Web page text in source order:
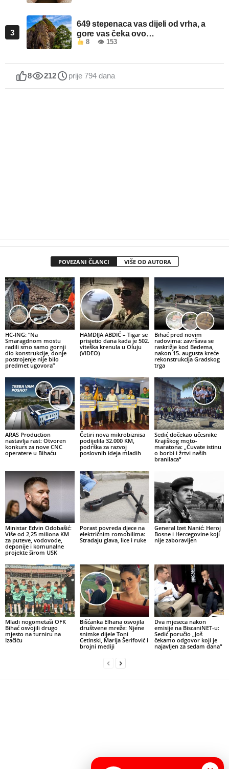
3
649 stepenaca vas dijeli od vrha, a
gore vas čeka ovo…
8 👁 153
8 212 prije 794 dana
POVEZANI ČLANCI VIŠE OD AUTORA
HC-ING: “Na
Smaragdnom mostu
radili smo samo gornji
dio konstrukcije, donje
postrojenje nije bilo
predmet ugovora”
HAMDIJA ABDIĆ – Tigar se
prisjetio dana kada je 502.
viteška krenula u Oluju
(VIDEO)
Bihać pred novim
radovima: završava se
raskrižje kod Bedema,
nakon 15. augusta kreće
rekonstrukcija Gradskog
trga
ARAS Production
nastavlja rast: Otvoren
konkurs za nove CNC
operatere u Bihaću
Četiri nova mikrobiznisa
podijelila 32.000 KM,
podrška za razvoj
poslovnih ideja mladih
Sedić dočekao učesnike
Krajiškog moto-
maratona: „Čuvate istinu
o borbi i žrtvi naših
branilaca“
Ministar Edvin Odobašić:
Više od 2,25 miliona KM
za puteve, vodovode,
deponije i komunalne
projekte širom USK
Porast povreda djece na
električnim romobilima:
Stradaju glava, lice i ruke
General Izet Nanić: Heroj
Bosne i Hercegovine koji
nije zaboravljen
Mladi nogometaši OFK
Bihać osvojili drugo
mjesto na turniru na
Izačiću
Bišćanka Elhana osvojila
društvene mreže: Njene
snimke dijele Toni
Cetinski, Marija Šerifović i
brojni mediji
Dva mjeseca nakon
emisije na BiscaniNET-u:
Sedić poručio „Još
čekamo odgovor koji je
najavljen za sedam dana“